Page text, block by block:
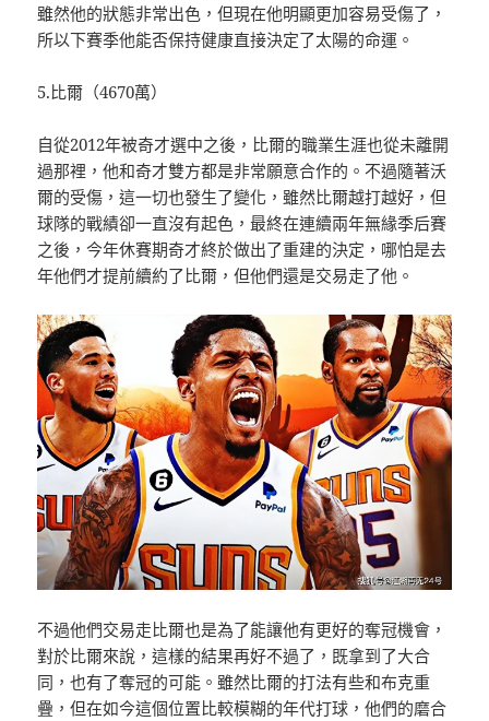
雖然他的狀態非常出色，但現在他明顯更加容易受傷了，
所以下賽季他能否保持健康直接決定了太陽的命運。
5.比爾（4670萬）
自從2012年被奇才選中之後，比爾的職業生涯也從未離開
過那裡，他和奇才雙方都是非常願意合作的。不過隨著沃
爾的受傷，這一切也發生了變化，雖然比爾越打越好，但
球隊的戰績卻一直沒有起色，最終在連續兩年無緣季后賽
之後，今年休賽期奇才終於做出了重建的決定，哪怕是去
年他們才提前續約了比爾，但他們還是交易走了他。
不過他們交易走比爾也是為了能讓他有更好的奪冠機會，
對於比爾來說，這樣的結果再好不過了，既拿到了大合
同，也有了奪冠的可能。雖然比爾的打法有些和布克重
疊，但在如今這個位置比較模糊的年代打球，他們的磨合